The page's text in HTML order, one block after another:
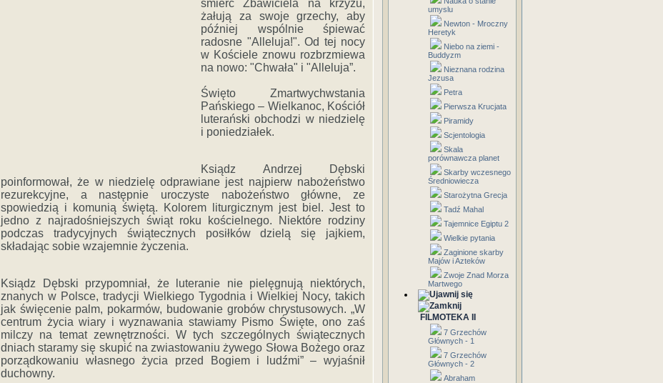
śmierć Zbawiciela na krzyżu,
żałują za swoje grzechy, aby
później wspólnie śpiewać
radosne "Alleluja!". Od tej nocy
w Kościele znowu rozbrzmiewa
na nowo: "Chwała" i "Alleluja”.
Święto Zmartwychwstania
Pańskiego – Wielkanoc, Kościół
luterański obchodzi w niedzielę
i poniedziałek.
Ksiądz Andrzej Dębski
poinformował, że w niedzielę odprawiane jest najpierw nabożeństwo
rezurekcyjne, a następnie uroczyste nabożeństwo główne, ze
spowiedzią i komunią świętą. Kolorem liturgicznym jest biel. Jest to
jedno z najradośniejszych świąt roku kościelnego. Niektóre rodziny
podczas tradycyjnych świątecznych posiłków dzielą się jajkiem,
składając sobie wzajemnie życzenia.
Ksiądz Dębski przypomniał, że luteranie nie pielęgnują niektórych,
znanych w Polsce, tradycji Wielkiego Tygodnia i Wielkiej Nocy, takich
jak święcenie palm, pokarmów, budowanie grobów chrystusowych. „W
centrum życia wiary i wyznawania stawiamy Pismo Święte, ono zaś
milczy na temat zewnętrzności. W tych szczególnych świątecznych
dniach staramy się skupić na zwiastowaniu żywego Słowa Bożego oraz
porządkowaniu własnego życia przed Bogiem i ludźmi” – wyjaśnił
duchowny.
umyslu
Newton - Mroczny
Heretyk
Niebo na ziemi -
Buddyzm
Nieznana rodzina
Jezusa
Petra
Pierwsza Krucjata
Piramidy
Scjentologia
Skala
porównawcza planet
Skarby wczesnego
Średniowiecza
Starożytna Grecja
Tadź Mahal
Tajemnice Egiptu 2
Wielkie pytania
Zaginione skarby
Majów i Azteków
Zwoje Znad Morza
Martwego
FILMOTEKA II
7 Grzechów
Głównych - 1
7 Grzechów
Głównych - 2
Abraham